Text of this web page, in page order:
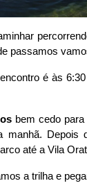
passamos
é às
bem cedo para
manhã. Depois
até a Vila
a trilha e